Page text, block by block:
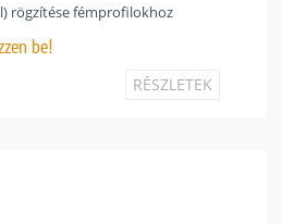
rögzítése fémprofilokhoz
be!
RÉSZLETEK